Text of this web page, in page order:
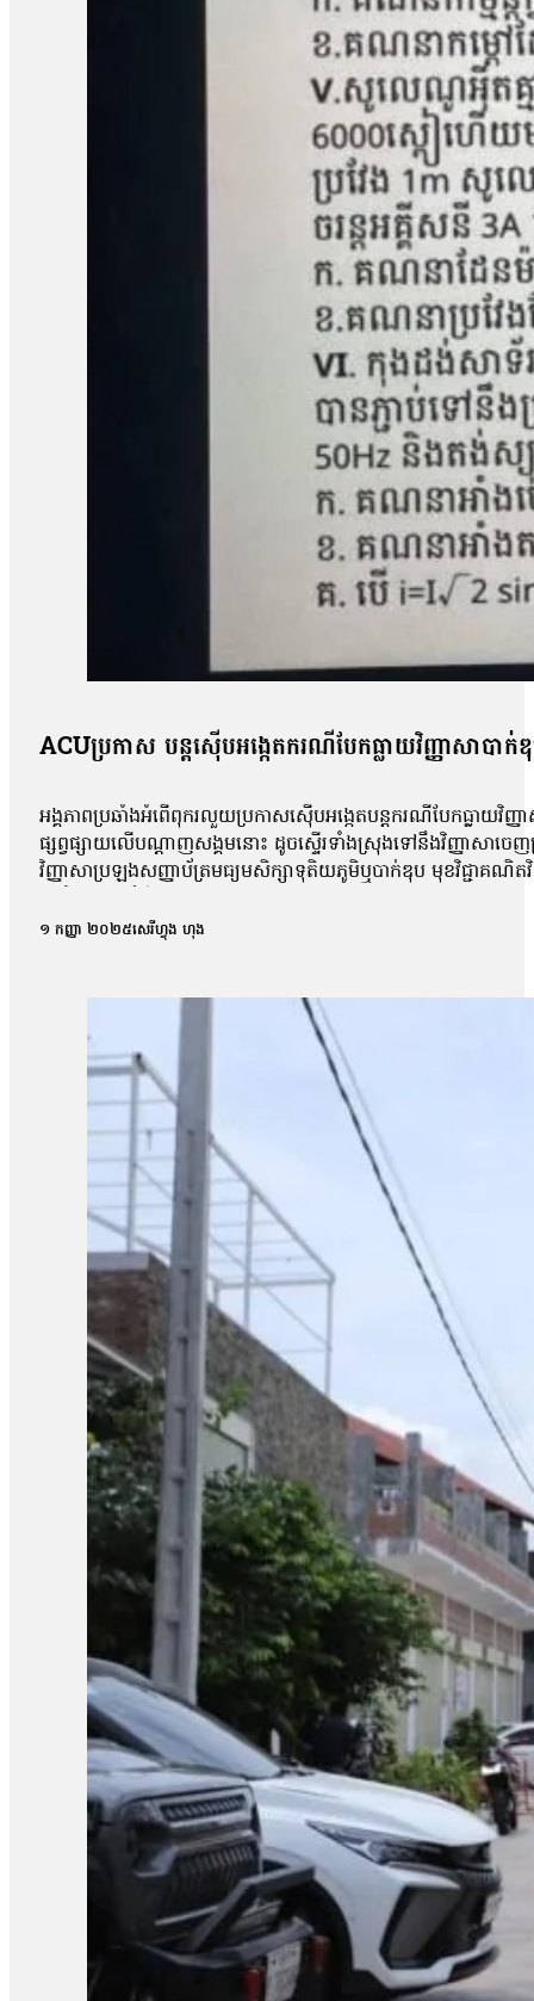
ACUប្រកាស បន្តស៊ើបអង្កេតករណីបែកធ្លាយវិញ្ញាសាបាក់
អង្គភាពប្រឆាំងអំពើពុករលួយប្រកាសស៊ើបអង្កេតបន្តករណីបែកធ្លាយវិ
ផ្សព្វផ្សាយលើបណ្ដាញសង្គមនោះ ដូចស្ទើរទាំងស្រុងទៅនឹងវិញ្ញាសាច
វិញ្ញាសាប្រឡងសញ្ញាប័ត្រមធ្យមសិក្សាទុតិយភូមិឬបាក់ឌុប មុខវិជ្ជាគណិត
ពេល នៅក្នុងគ្រុបតេឡេក្រាម ដែលបានបែកធ្លាយ។ តាមរយៈលិខិតចុះថ្
បង្ហោះព័ត៌មានដែលនិយាយថា ការបែកធ្លាយនូវវិញ្ញាសាគណិតវិទ្យា គឺ
ក្របណ្ដាញសង្គមទាំងអស់ដើម្បីអាចប្រមូលភ័ស្តុតាងបានគ្រប់ជ្រុងជ្រ
វិញ្ញាសាដែលបានចេញប្រឡងពិតមែន ក៏ប៉ុន្តែគ្មានការបញ្ជាក់ណាមួយថ
ឃើញថា មានវិញ្ញាសាមួយចំនួនដែលបង្ហោះនៅលើបណ្ដាញសង្គមនោះគឺ
មកដល់ពេលនេះយើងនឹងព្យាយាមស្រាវជ្រាវបន្ថែមទៀត។ យើងក៏រង់
បែកធ្លាយវិញ្ញាសាប្រឡងនេះ មានលទ្ធភាពអាចកើតឡើងបានក្
កាលដែលអាចមានការបែកធ្លាយ យើងអាចគិតថា ក្នុងដំណាក់កាលនៃ
ក្រោយពេលប្រឡងតែម្ដង អ៊ីចឹងហើយបានជានៅក្នុងរបាយការណ៍យើង
របស់ អ.ប.ព.»។ ក៏ប៉ុន្តែលោក សយ ច័ន្ទវិចិត្រ អះអាងថារូបថតវិញ្ញ
វិច្ឆិកា អ្នកនាំពាក្យក្រសួងអប់រំ យុវជន និងកីឡា បានប្រាប់ថាក្រសួងអប់
នោះទេ។ អ្នកស្រីថា៖ «អ្វីដែលយើងរកឃើញបឋមហ្នឹងគឺមានន័យថា
បន្ថែមទៀតតាមរយៈធនធានដែលមាន ប៉ុន្តែរហូតមកដល់ពេលនេះមិនទ
នេះនឹងត្រូវទទួលទោសទណ្ឌទៅតាមវិធានដែលបានចែង។ ជុំវិញករណីន
ប្រឡងដែលបានខិតខំរៀនសូត្រអាចបាក់ទឹកចិត្ត។ តែយ៉ាងណា លោកសំណូ
ហើយហ្នឹង ខ្ញុំថាទោះយ៉ាងណាយើងត្រូវតែមានមទោនភាពចំពោះអ្វីដែល
ហើយបើថាឯកសារនោះមានការបែកធ្លាយមែន នោះក្រសួងគួរតែគិតថា
កម្ពុជាឯករាជ្យ អ្នកស្រី អ៊ុក ឆាយ៉ាវី ស្នើដល់ក្រសួងអប់រំ យុវជន និង
អ្នកស្រីថា៖ «ប្រសិនបើឃើញបែកធ្លាយវិញ្ញាសា ក្រសួងអប់រំក៏ដូចជាអង្
សូត្របានទេ គួរតែបញ្ជាក់វិញបញ្ជាក់ប្រាប់វិញថា អញ្ចេះអញ្ចោះវិ
ប្រឡងសញ្ញាបត្រមធ្យមសិក្សាទុតិយភូមិ សម័យប្រឡង ២៨ សីហា ២០២
បេក្ខជនថ្នាក់វិទ្យាសាស្ត្រចំនួនជាង៤ម៉ឺននាក់ (៤០ ៦៧៨ នាក់) ស្ត្
១ កញ្ញា ២០២៥សេរីហ្វុង ហុង